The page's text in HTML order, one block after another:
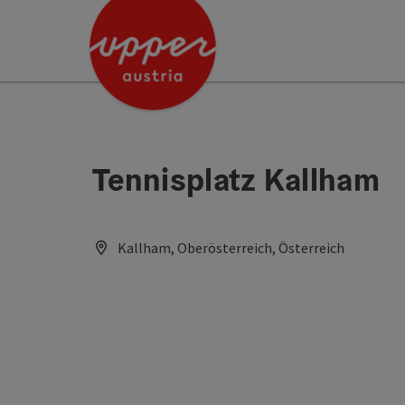
Accesskey
Accesskey
Tennisplatz Kallham
Kallham, Oberösterreich, Österreich